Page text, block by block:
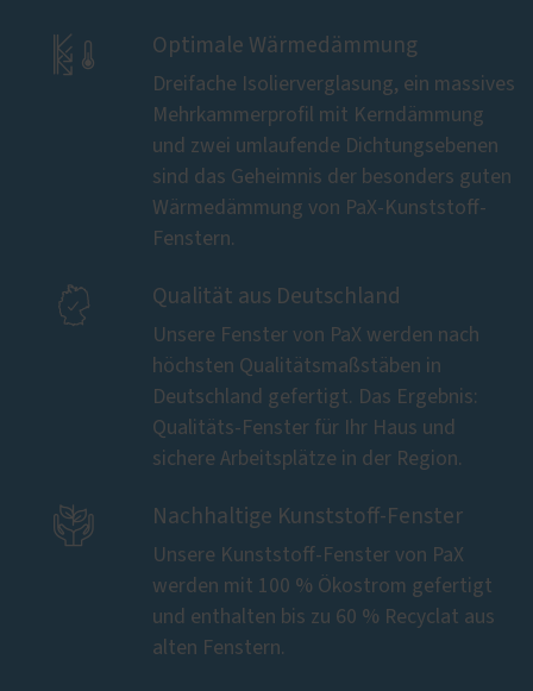
 Optimale Wärmedämmung
Dreifache Isolierverglasung, ein massives
Mehrkammerprofil mit Kerndämmung
und zwei umlaufende Dichtungsebenen
sind das Geheimnis der besonders guten
Wärmedämmung von PaX-Kunststoff-
Fenstern.
 Qualität aus Deutschland
Unsere Fenster von PaX werden nach
höchsten Qualitätsmaßstäben in
Deutschland gefertigt. Das Ergebnis:
Qualitäts-Fenster für Ihr Haus und
sichere Arbeitsplätze in der Region.
 Nachhaltige Kunststoff-Fenster
Unsere Kunststoff-Fenster von PaX
werden mit 100 % Ökostrom gefertigt
und enthalten bis zu 60 % Recyclat aus
alten Fenstern.